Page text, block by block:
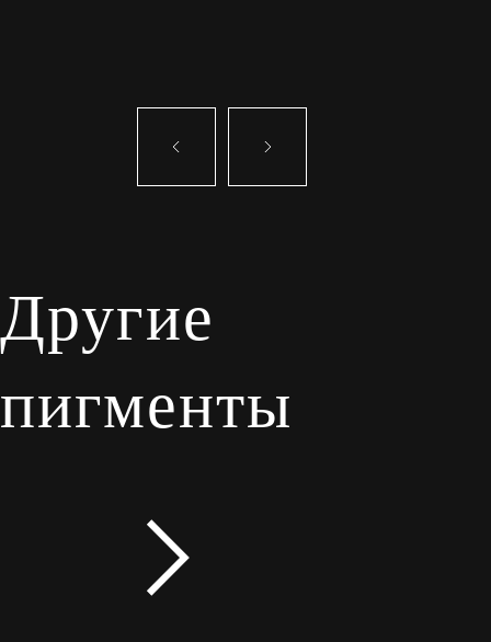
Другие
пигменты